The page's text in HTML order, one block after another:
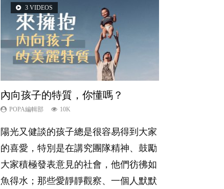
3 VIDEOS
內向孩子的特質，你懂嗎？
POPA編輯部 10K
陽光又健談的孩子總是很容易得到大家
的喜愛，特別是在講究團隊精神、鼓勵
大家積極發表意見的社會，他們彷彿如
魚得水；那些愛靜靜觀察、一個人默默
2 VIDEOS
想孩子學好外語，點做好？
POPA編輯部 9.9K
有人話學多種語言越早開始越好，有人
卻說一時間太多語言，會令孩子感到混
淆，到底誰是誰非？聽聽專家怎樣說，
解開語言學習的迷思～...
5 VIDEOS
夫妻必看！經營婚姻，沒捷徑
POPA編輯部 22.9K
你是不是也曾經以為只要跟相愛的人結
婚，就自然能走到白頭，但生了孩子卻
發現事情不如你所料？ 經營婚姻，不
如我們想像的簡單，卻也不是大家說得
6 VIDEOS
孩子能力天注定？
POPA編輯部 7.9K
很多父母都希望孩子係個「叻仔叻
女」，學業別太差，日常自理井井有
條。這樣的孩子是萬中無一，還是魚與
熊掌，不能兼得？...
6 VIDEOS
愛孩子也別忘了愛自己，父母如何
關顧自己的身心靈？
照顧孩子衣食住行、陪同兒女應對功課
測驗，還要陪玩製造親子時間，尚要處
理家中雜項要務……當父母的，有千百